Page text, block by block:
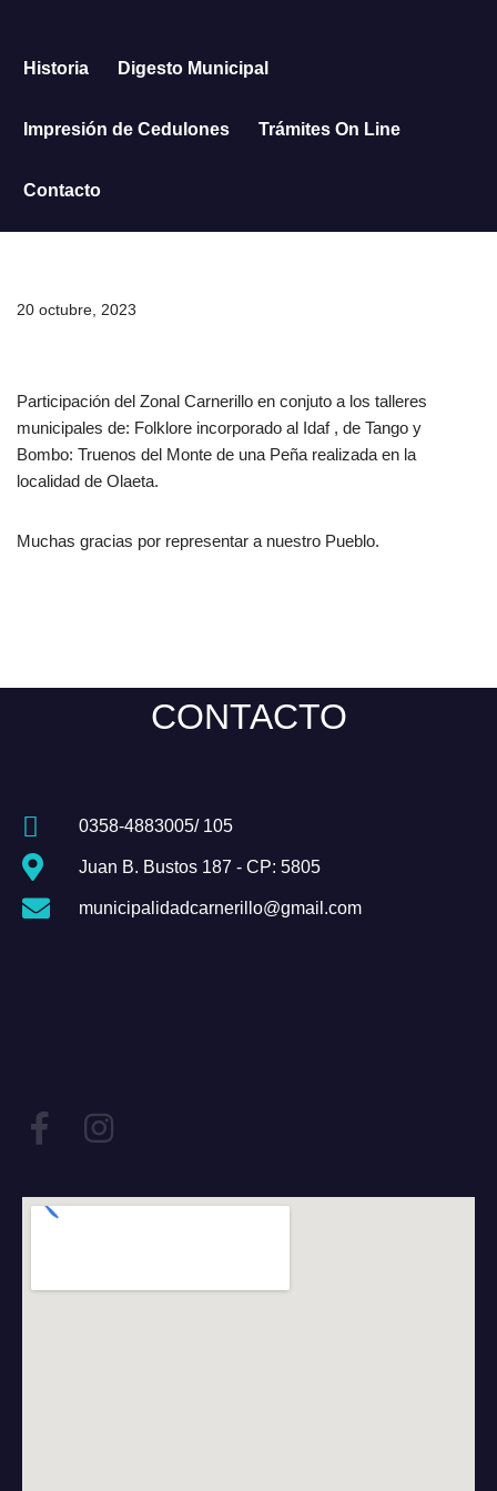
Saltar
Historia Digesto Municipal
Impresión de Cedulones Trámites On Line
Contacto
20 octubre, 2023
Participación del Zonal Carnerillo en conjuto a los talleres
municipales de: Folklore incorporado al Idaf , de Tango y
Bombo: Truenos del Monte de una Peña realizada en la
localidad de Olaeta.
Muchas gracias por representar a nuestro Pueblo.
CONTACTO
0358-4883005/ 105
Juan B. Bustos 187 - CP: 5805
municipalidadcarnerillo@gmail.com